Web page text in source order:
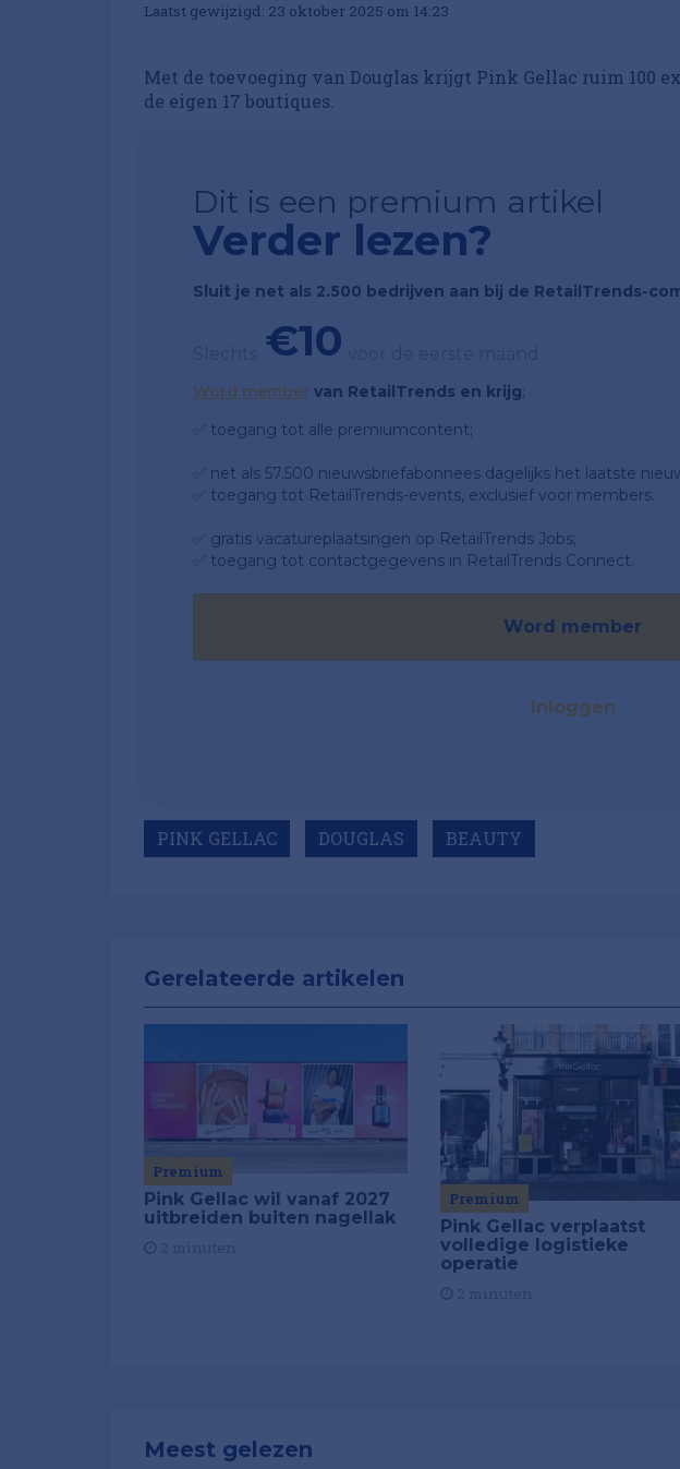
Laatst gewijzigd: 23 oktober 2025 om 14:23
Met de toevoeging van Douglas krijgt Pink Gellac ruim 100
de eigen 17 boutiques.
Dit is een premium artikel
Verder lezen?
Sluit je net als 2.500 bedrijven aan bij de RetailTrends-
€10
Word member van RetailTrends en krijg;
✅ toegang tot alle premiumcontent;
✅ net als 57.500 nieuwsbriefabonnees dagelijks het laatste
✅ toegang tot RetailTrends-events, exclusief voor members.
✅ gratis vacatureplaatsingen op RetailTrends Jobs;
✅ toegang tot contactgegevens in RetailTrends Connect.
Word member
Inloggen
PINK GELLAC DOUGLAS BEAUTY
Gerelateerde artikelen
Premium
Pink Gellac wil vanaf 2027
uitbreiden buiten nagellak
Premium
Pink Gellac verplaatst
volledige logistieke
operatie
Meest gelezen